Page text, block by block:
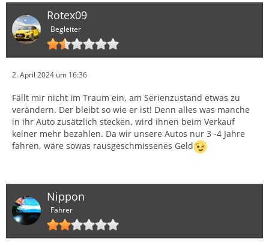
Rotex09
Begleiter
2. April 2024 um 16:36
Fällt mir nicht im Traum ein, am Serienzustand etwas zu
verändern. Der bleibt so wie er ist! Denn alles was manche
in ihr Auto zusätzlich stecken, wird ihnen beim Verkauf
keiner mehr bezahlen. Da wir unsere Autos nur 3 -4 Jahre
fahren, wäre sowas rausgeschmissenes Geld
Nippon
Fahrer